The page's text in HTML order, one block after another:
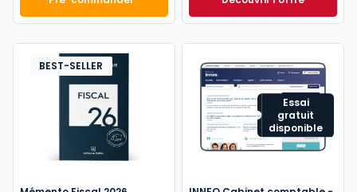
Mémento Comptable 2027 à 199,00 € TTCNavis Comptable
Dès
BEST-SELLER
Essai
gratuit
disponible